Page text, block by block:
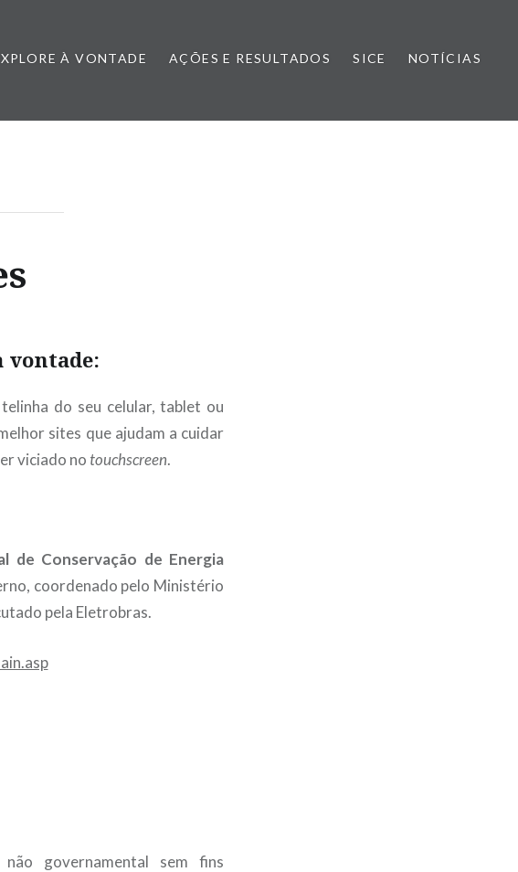
À VONTADE AÇÕES E RESULTADOS SICE NOTÍCIAS
vontade:
do seu celular, tablet ou
sites que ajudam a cuidar
viciado no touchscreen.
de Conservação de Energia
coordenado pelo Ministério
pela Eletrobras.
governamental sem fins